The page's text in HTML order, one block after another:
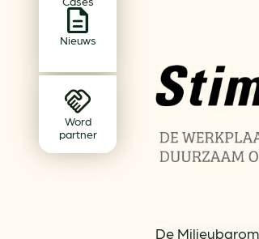
Nieuws
Word
partner
De